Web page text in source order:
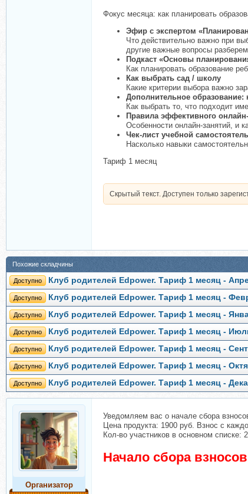
Фокус месяца: как планировать
Эфир с экспертом
Что действительно важно при
другие важные вопросы
Подкаст «Основы
Как планировать образование
Как выбрать сад / школу
Какие критерии выбора важно
Дополнительное образование:
Как выбрать то, что подходит
Правила эффективного
Особенности онлайн-занятий, и
Чек-лист учебной
Насколько навыки
Тариф 1 месяц
Скрытый текст. Доступен только
Похожие складчины
Доступно Клуб родителей Edpower. Тариф 1 месяц -
Доступно Клуб родителей Edpower. Тариф 1 месяц -
Доступно Клуб родителей Edpower. Тариф 1 месяц -
Доступно Клуб родителей Edpower. Тариф 1 месяц -
Доступно Клуб родителей Edpower. Тариф 1 месяц -
Доступно Клуб родителей Edpower. Тариф 1 месяц -
Доступно Клуб родителей Edpower. Тариф 1 месяц -
Организатор
Уведомляем вас о начале сбора
Цена продукта: 1900 руб. Взнос с
Кол-во участников в основном списке:
Начало сбора